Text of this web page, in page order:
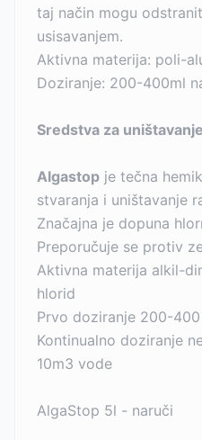
taj način mogu
usisavanjem.
Aktivna materija: poli-
Doziranje: 200-400ml
Sredstva za
Algastop je tečna
stvaranja i uništavanje
Značajna je dopuna
Preporučuje se protiv
Aktivna materija alkil-
hlorid
Prvo doziranje 200-
Kontinualno doziranje
10m3 vode
AlgaStop 5l - naruči